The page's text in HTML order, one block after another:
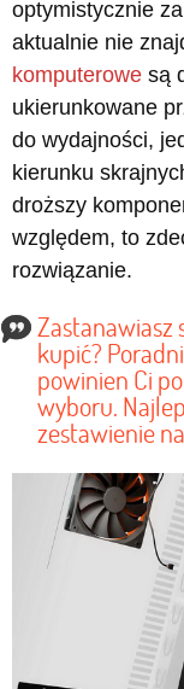
optymistycznie
aktualnie nie
komputerowe są
ukierunkowane
do wydajności,
kierunku
droższy
względem, to
rozwiązanie.
Zastanawiasz
kupić?
powinien Ci
wyboru.
zestawienie